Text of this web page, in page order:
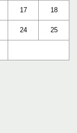
17 18
24 25